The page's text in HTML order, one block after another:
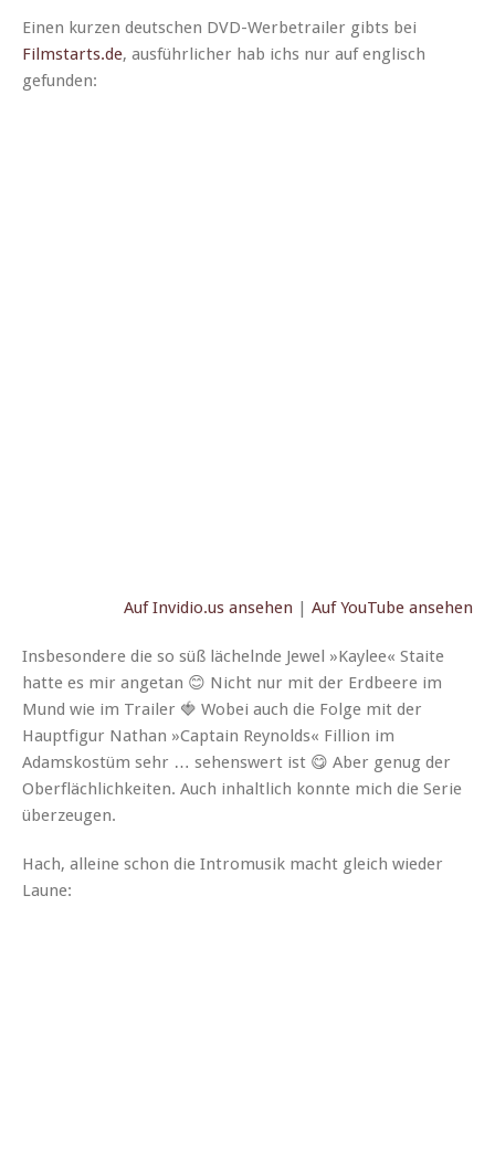
Einen kurzen deutschen DVD-Wer­be­trail­er gibts bei
Filmstarts.de, aus­führlich­er hab ichs nur auf englisch
gefunden:
Auf Invidio.us anse­hen Auf YouTube ansehen
Ins­beson­dere die so süß lächel­nde Jew­el »Kaylee« Staite
hat­te es mir ange­tan 😊 Nicht nur mit der Erd­beere im
Mund wie im Trail­er 🍓 Wobei auch die Folge mit der
Haupt­fig­ur Nathan »Cap­tain Reynolds« Fil­lion im
Adamskostüm sehr … sehenswert ist 😋 Aber genug der
Ober­fläch­lichkeit­en. Auch inhaltlich kon­nte mich die Serie
überzeugen.
Hach, alleine schon die Intro­musik macht gle­ich wieder
Laune: